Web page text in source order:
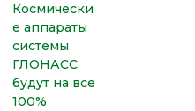
Космически
е аппараты
системы
ГЛОНАСС
будут на все
100%